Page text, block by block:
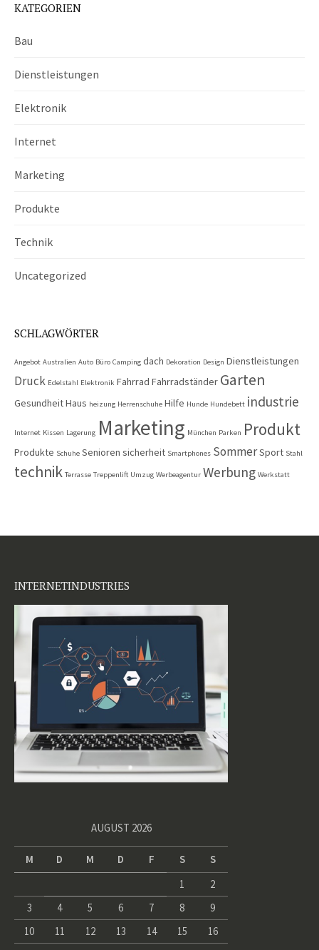
KATEGORIEN
Bau
Dienstleistungen
Elektronik
Internet
Marketing
Produkte
Technik
Uncategorized
SCHLAGWÖRTER
Angebot Australien Auto Büro Camping dach Dekoration Design Dienstleistungen
Druck Edelstahl Elektronik Fahrrad Fahrradständer Garten
GesundheitHaus heizung Herrenschuhe Hilfe Hunde Hundebett industrie
Internet Kissen Lagerung Marketing München Parken Produkt
Produkte Schuhe Senioren sicherheit Smartphones SommerSport Stahl
technik Terrasse Treppenlift Umzug Werbeagentur Werbung Werkstatt
INTERNETINDUSTRIES
AUGUST 2026
M D M D F S
S
1
2
3
4 5 6 7 8
9
10
11 12 13 14 15
16